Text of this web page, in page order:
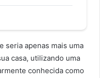
seria apenas mais uma
casa, utilizando uma
conhecida como